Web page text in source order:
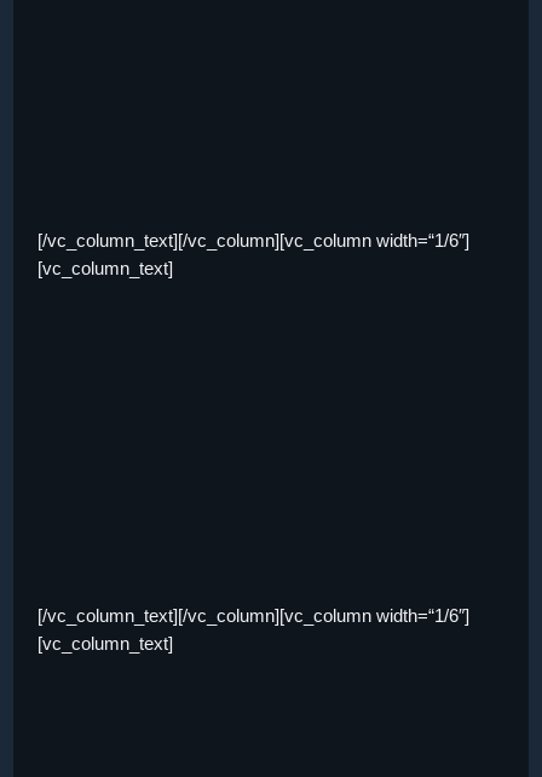
[/vc_column_text][/vc_column][vc_column width=“1/6″]
[vc_column_text]
[/vc_column_text][/vc_column][vc_column width=“1/6″]
[vc_column_text]